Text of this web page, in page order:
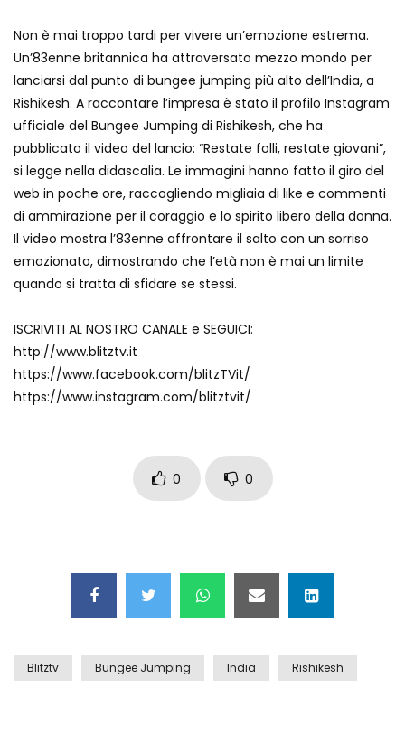
Record di baci in 30 secondi
Due navi USA si scontrano in mare
Auto coperta dal letame dopo
incidente
Nei casinò arriva il cambio oro
automatico
Il gelo estremo crea un vulcano
Non è mai troppo tardi per vivere un’emozione estrema.
Un’83enne britannica ha attraversato mezzo mondo per
lanciarsi dal punto di bungee jumping più alto dell’India, a
Rishikesh. A raccontare l’impresa è stato il profilo Instagram
ufficiale del Bungee Jumping di Rishikesh, che ha
pubblicato il video del lancio: “Restate folli, restate giovani”,
si legge nella didascalia. Le immagini hanno fatto il giro del
web in poche ore, raccogliendo migliaia di like e commenti
di ammirazione per il coraggio e lo spirito libero della donna.
Il video mostra l’83enne affrontare il salto con un sorriso
emozionato, dimostrando che l’età non è mai un limite
quando si tratta di sfidare se stessi.
ISCRIVITI AL NOSTRO CANALE e SEGUICI:
http://www.blitztv.it
https://www.facebook.com/blitzTVit/
https://www.instagram.com/blitztvit/
0 0
Blitztv Bungee Jumping India Rishikesh